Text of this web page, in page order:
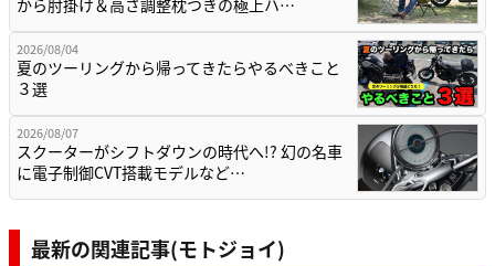
から肘掛け＆高さ調整枕つきの極上ハ…
2026/08/04
夏のツーリングから帰ってきたらやるべきこと
３選
2026/08/07
スクーターがシフトダウンの時代へ!? 幻の名車
に電子制御CVT搭載モデルなど…
最新の関連記事(モトジョイ)